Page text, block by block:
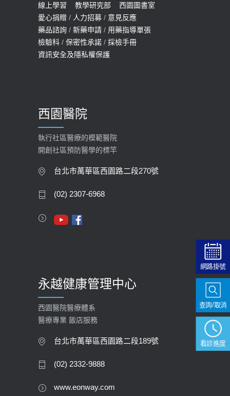
2022-01-07
114年【公費流感及新冠疫苗】門診
預約
2025-09-30
【快速肝癌篩檢MRI】新檢查服務
2026-02-06
大吃大喝、肥胖害到膽囊！膽結石、
膽息肉如何處理？
2023-09-27
線上學習
教學研究部
西園圖書室
愛心捐贈 / 人力招募 / 意見反應
藥品諮詢 / 新藥申請 / 用藥指導單張
檢驗科 / 保密性承諾 / 採檢手冊
資訊安全及隱私權保護
西園醫院
執行社區醫療的模範醫院
開創社區預防醫學的標竿
台北市萬華區西園路二段270號
(02) 2307-6968
永越健康管理中心
西園醫院醫療體系
醫療專業 飯店服務
台北市萬華區西園路二段189號
(02) 2332-9888
www.eonway.com
網路掛號
看診進度
查詢/取消